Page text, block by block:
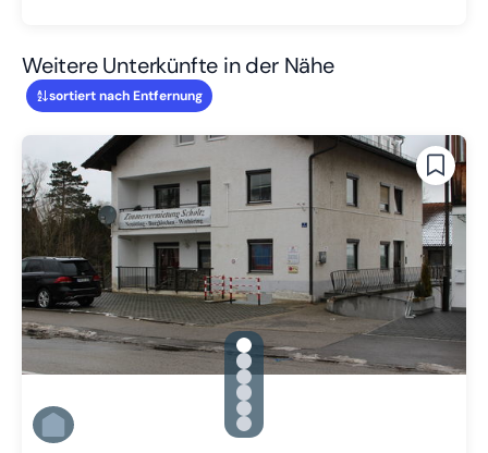
Weitere Unterkünfte in der Nähe
sortiert nach Entfernung
gallery.slide_selector
Zu Slide 1 wechseln
Zu Slide 2 wechseln
Zu Slide 3 wechseln
Zu Slide 4 wechseln
Zu Slide 5 wechseln
Zu Slide 6 wechseln